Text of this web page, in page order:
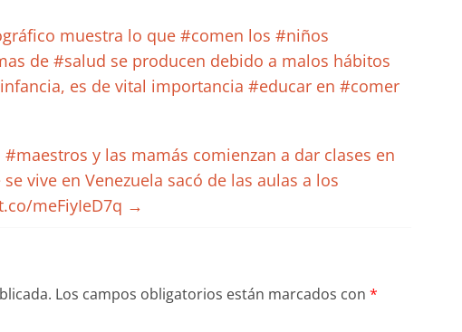
muestra lo que #comen los #niños
de #salud se producen debido a malos hábitos
es de vital importancia #educar en #comer
y las mamás comienzan a dar clases en
vive en Venezuela sacó de las aulas a los
meFiyIeD7q →
Los campos obligatorios están marcados con *